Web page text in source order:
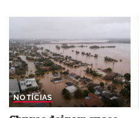
NOTÍCIAS